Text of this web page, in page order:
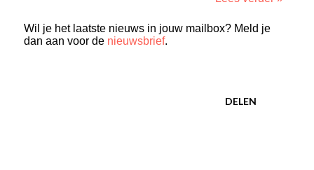
Wil je het laatste nieuws in jouw mailbox? Meld je
dan aan voor de nieuwsbrief.
DELEN